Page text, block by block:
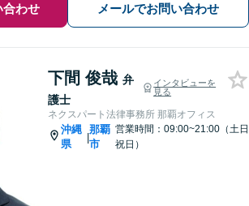
合わせ メールでお問い合わせ
下間 俊哉 弁
護士
インタビューを
見る
ネクスパート法律事務所 那覇オフィス
沖縄
県
|
那覇
市
営業時間：09:00~21:00（土日
祝日）